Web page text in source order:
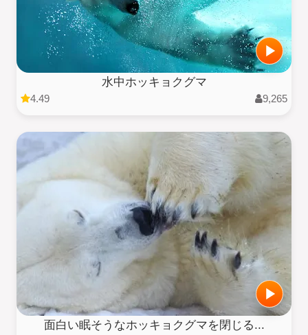
水中ホッキョクグマ
4.49 9,265
面白い眠そうなホッキョクグマを閉じる...